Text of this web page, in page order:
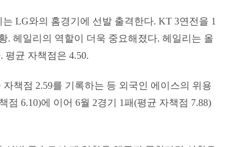
LG와의 홈경기에 선발 출격한다. KT 3연전을 1
. 헤일리의 역할이 더욱 중요해졌다. 헤일리는 올
평균 자책점은 4.50.
책점 2.59를 기록하는 등 외국인 에이스의 위용
점 6.10)에 이어 6월 2경기 1패(평균 자책점 7.88)